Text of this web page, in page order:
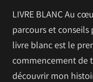
CIEL
LIVRE BLANC Au
parcours et conseils
livre blanc est le
commencement de
découvrir mon